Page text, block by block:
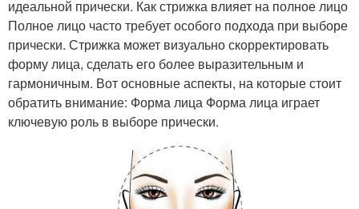
идеальной прически. Как стрижка влияет на полное лицо
Полное лицо часто требует особого подхода при выборе
прически. Стрижка может визуально скорректировать
форму лица, сделать его более выразительным и
гармоничным. Вот основные аспекты, на которые стоит
обратить внимание: Форма лица Форма лица играет
ключевую роль в выборе прически.